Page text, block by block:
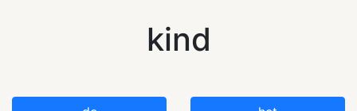
kind